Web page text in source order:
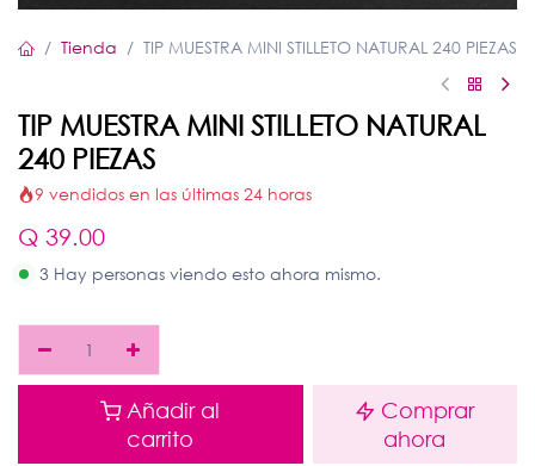
Tienda TIP MUESTRA MINI STILLETO NATURAL 240 PIEZAS
TIP MUESTRA MINI STILLETO NATURAL
240 PIEZAS
9 vendidos en las últimas 24 horas
Q 39.00
3 Hay personas viendo esto ahora mismo.
Añadir al
carrito
Comprar
ahora